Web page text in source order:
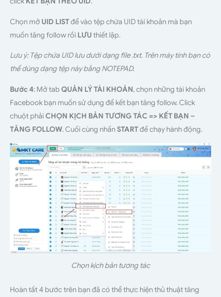
Chọn mở UID LISTđể vào tệp chứa UID tài khoản mà bạn
muốn tăng follow rồi LƯU thiết lập.
Lưu ý: Tệp chứa UID lưu dưới dạng file .txt. Trên máy tính bạn có
thể dùng dạng tệp này bằng NOTEPAD.
Bước 4: Mở tab QUẢN LÝ TÀI KHOẢN, chọn những tài khoản
Facebook bạn muốn sử dụng để kết bạn tăng follow. Click
chuột phảiCHỌN KỊCH BẢN TƯƠNG TÁC => KẾT BẠN –
TĂNG FOLLOW. Cuối cùng nhấnSTARTđể chạy hành động.
Chọn kịch bản tương tác
Hoàn tất 4 bước trên bạn đã có thể thực hiện thủ thuật tăng